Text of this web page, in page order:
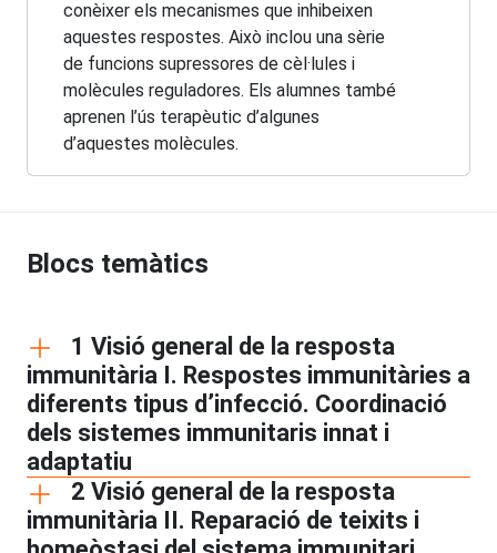
conèixer els mecanismes que inhibeixen
aquestes respostes. Això inclou una sèrie
de funcions supressores de cèl·lules i
molècules reguladores. Els alumnes també
aprenen l’ús terapèutic d’algunes
d’aquestes molècules.
Blocs temàtics
1 Visió general de la resposta
immunitària I. Respostes immunitàries a
diferents tipus d’infecció. Coordinació
dels sistemes immunitaris innat i
adaptatiu
2 Visió general de la resposta
immunitària II. Reparació de teixits i